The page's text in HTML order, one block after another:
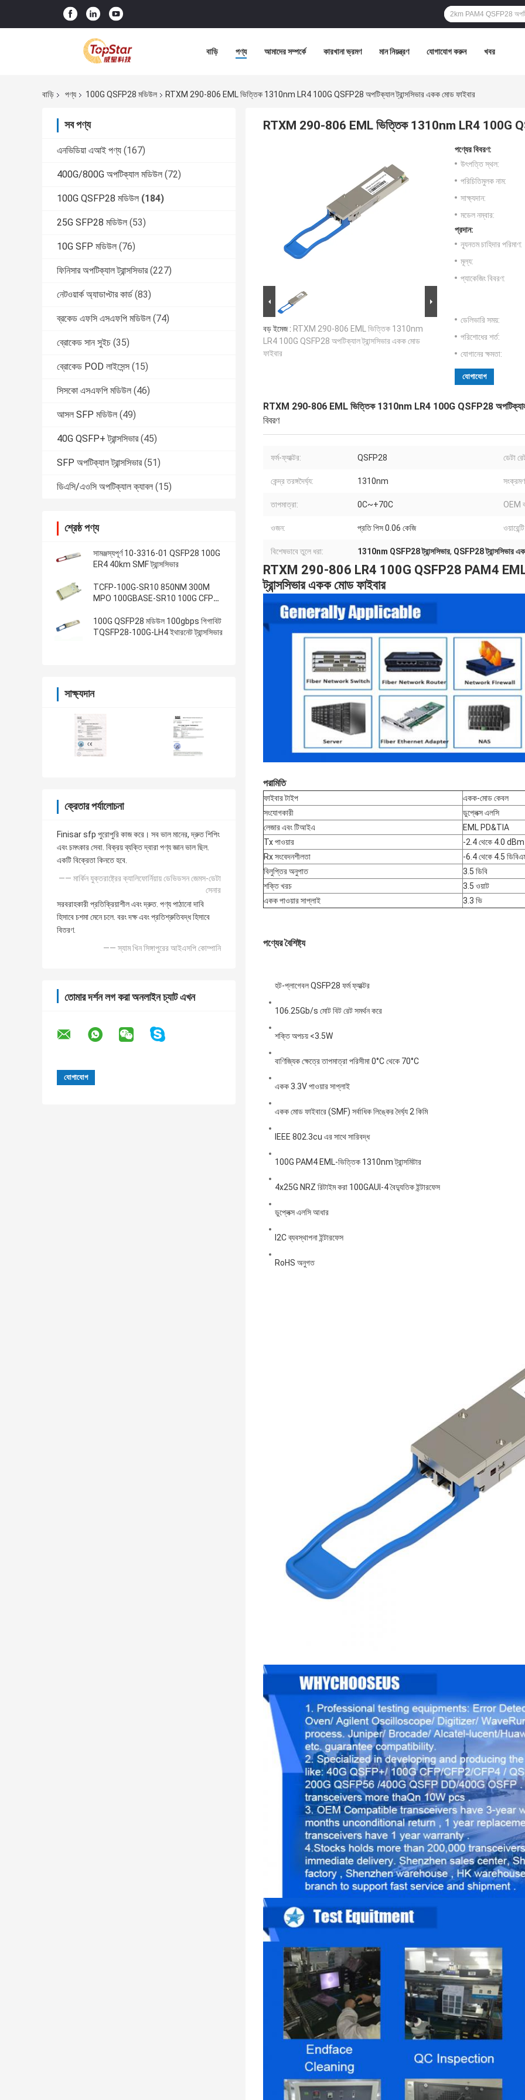
বাড়ি পণ্য আমাদের সম্পর্কে কারখানা ভ্রমণ মান নিয়ন্ত্রণ যোগাযোগ করুন খবর
বাড়ি পণ্য 100G QSFP28 মডিউল RTXM 290-806 EML ভিত্তিক 1310nm LR4 100G QSFP28 অপটিক্যাল ট্রান্সসিভার একক মোড ফাইবার
সব পণ্য
এনভিডিয়া এআই পণ্য (167)
400G/800G অপটিক্যাল মডিউল (72)
100G QSFP28 মডিউল (184)
25G SFP28 মডিউল (53)
10G SFP মডিউল (76)
ফিনিসার অপটিক্যাল ট্রান্সসিভার (227)
নেটওয়ার্ক অ্যাডাপ্টার কার্ড (83)
ব্রকেড এফসি এসএফপি মডিউল (74)
ব্রোকেড সান সুইচ (35)
ব্রোকেড POD লাইসেন্স (15)
সিসকো এসএফপি মডিউল (46)
আসল SFP মডিউল (49)
40G QSFP+ ট্রান্সসিভার (45)
SFP অপটিক্যাল ট্রান্সসিভার (51)
ডিএসি/এওসি অপটিক্যাল ক্যাবল (15)
শ্রেষ্ঠ পণ্য
সামঞ্জস্যপূর্ণ 10-3316-01 QSFP28 100G
ER4 40km SMF ট্রান্সসিভার
TCFP-100G-SR10 850NM 300M
MPO 100GBASE-SR10 100G CFP
100G QSFP28 মডিউল 100gbps গিগাবিট
TQSFP28-100G-LH4 ইথারনেট ট্রান্সসিভার
সাক্ষ্যদান
ক্রেতার পর্যালোচনা
Finisar sfp পুরোপুরি কাজ করে। সব ভাল মানের, দ্রুত শিপিং
এবং চমৎকার সেবা. বিক্রয় ব্যক্তি দ্বারা পণ্য জ্ঞান ভাল ছিল.
একটি বিক্রেতা কিনতে হবে.
—— মার্কিন যুক্তরাষ্ট্রের ক্যালিফোর্নিয়ায় ডেভিডসন জেমস-ডেটা
সেনার
সরবরাহকারী প্রতিক্রিয়াশীল এবং দ্রুত. পণ্য পাঠানো দাবি
হিসাবে চশমা মেনে চলে. বরং দক্ষ এবং প্রতিশ্রুতিবদ্ধ হিসাবে
বিতরণ.
—— স্যাম খিন সিঙ্গাপুরের আইএসপি কোম্পানি
তোমার দর্শন লগ করা অনলাইন চ্যাট এখন
RTXM 290-806 EML ভিত্তিক 1310nm LR4 100G
বড় ইমেজ : RTXM 290-806 EML ভিত্তিক 1310nm
LR4 100G QSFP28 অপটিক্যাল ট্রান্সসিভার একক মোড
ফাইবার
পণ্যের বিবরণ:
উৎপত্তি স্থল:
পরিচিতিমুলক নাম:
সাক্ষ্যদান:
মডেল নম্বার:
প্রদান:
ন্যূনতম চাহিদার পরিমাণ:
মূল্য:
প্যাকেজিং বিবরণ:
ডেলিভারি সময়:
পরিশোধের শর্ত:
যোগানের ক্ষমতা:
যোগাযোগ
RTXM 290-806 EML ভিত্তিক 1310nm LR4 100G QSFP28 অপটিক্যাল
বিবরণ
ফর্ম-ফ্যাক্টর: QSFP28 ডেটা
কেন্দ্র তরঙ্গদৈর্ঘ্য: 1310nm
তাপমাত্রা: 0C~+70C OEM
ওজন: প্রতি পিস 0.06 কেজি
বিশেষভাবে তুলে ধরা: 1310nm QSFP28 ট্রান্সসিভার, QSFP28 ট্রান্সসিভার
RTXM 290-806 LR4 100G QSFP28 PAM4
ট্রান্সসিভার একক মোড ফাইবার
পরামিতি
ফাইবার টাইপ
একক-মোড কেবল
সংযোগকারী
ডুপ্লেক্স এলসি
লেজার এবং টিআইএ
EML PD&TIA
Tx পাওয়ার
-2.4 থেকে 4.0 dBm
Rx সংবেদনশীলতা
-6.4 থেকে 4.5
বিলুপ্তির অনুপাত
3.5 ডিবি
শক্তি খরচ
3.5 ওয়াট
একক পাওয়ার সাপ্লাই
3.3 ভি
পণ্যের বৈশিষ্ট্য
হট-প্লাগেবল QSFP28 ফর্ম ফ্যাক্টর
106.25Gb/s মোট বিট রেট সমর্থন করে
শক্তি অপচয় <3.5W
বাণিজ্যিক ক্ষেত্রে তাপমাত্রা পরিসীমা 0°C থেকে 70°C
একক 3.3V পাওয়ার সাপ্লাই
একক মোড ফাইবারে (SMF) সর্বাধিক লিঙ্কের দৈর্ঘ্য 2 কিমি
IEEE 802.3cu এর সাথে সারিবদ্ধ
100G PAM4 EML-ভিত্তিক 1310nm ট্রান্সমিটার
4x25G NRZ রিটাইম করা 100GAUI-4 বৈদ্যুতিক ইন্টারফেস
ডুপ্লেক্স এলসি আধার
I2C ব্যবস্থাপনা ইন্টারফেস
RoHS অনুগত